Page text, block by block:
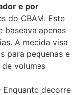
e por
do CBAM. Este
baseava apenas
A medida visa
para pequenas e
volumes
decorre